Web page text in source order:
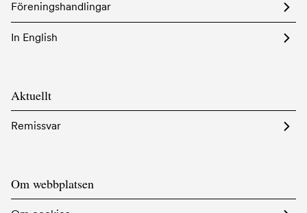
Föreningshandlingar
In English
Aktuellt
Remissvar
Om webbplatsen